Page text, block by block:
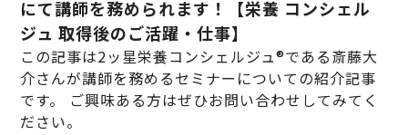
にて講師を務められます！【栄養 コンシェル
ジュ 取得後のご活躍・仕事】
この記事は2ッ星栄養コンシェルジュ®である斎藤大
介さんが講師を務めるセミナーについての紹介記事
です。 ご興味ある方はぜひお問い合わせしてみてく
ださい。